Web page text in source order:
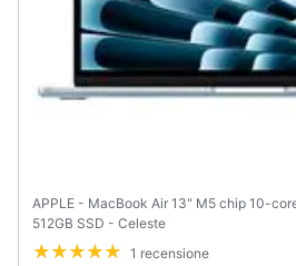
APPLE - MacBook Air 13" M5 chip 10-
512GB SSD - Celeste
1 recensione